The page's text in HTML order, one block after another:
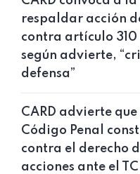
respaldar acción
contra artículo 310
según advierte,
defensa”
CARD advierte
Código Penal
contra el derecho
acciones ante el